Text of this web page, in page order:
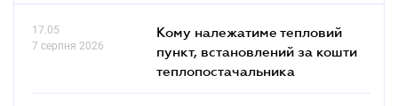
17.05
7 серпня 2026
Кому належатиме тепловий
пункт, встановлений за кошти
теплопостачальника